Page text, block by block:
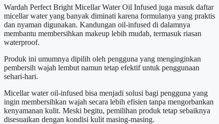
Wardah Perfect Bright Micellar Water Oil Infused juga masuk daftar
micellar water yang banyak diminati karena formulanya yang praktis
dan nyaman digunakan. Kandungan oil-infused di dalamnya
membantu membersihkan makeup lebih mudah, termasuk riasan
waterproof.
Produk ini umumnya dipilih oleh pengguna yang menginginkan
pembersih wajah lembut namun tetap efektif untuk penggunaan
sehari-hari.
Micellar water oil-infused bisa menjadi solusi bagi pengguna yang
ingin membersihkan wajah secara lebih efisien tanpa mengorbankan
kenyamanan kulit. Meski begitu, pemilihan produk tetap sebaiknya
disesuaikan dengan kondisi kulit masing-masing.